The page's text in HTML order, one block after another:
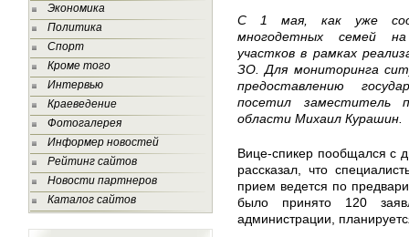
Экономика
Политика
Спорт
Кроме того
Интервью
Краеведение
Фотогалерея
Информер новостей
Рейтинг сайтов
Новости партнеров
Каталог сайтов
С 1 мая, как уже
многодетных семей на
участков в рамках
ЗО. Для мониторинга
предоставлению
посетил заместитель
области Михаил Курашин.
Вице-спикер пообщался с
рассказал, что
прием ведется по
было принято 120
администрации,